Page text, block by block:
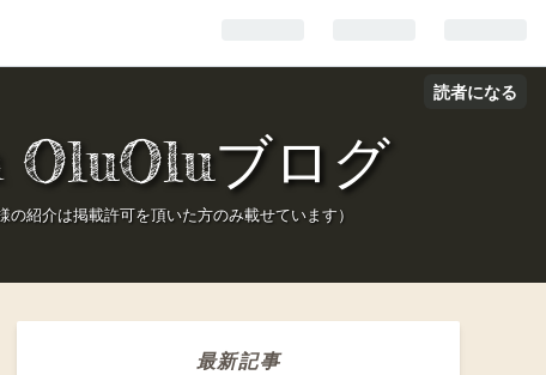
読者になる
OluOluブログ
紹介は掲載許可を頂いた方のみ載せています）
最新記事